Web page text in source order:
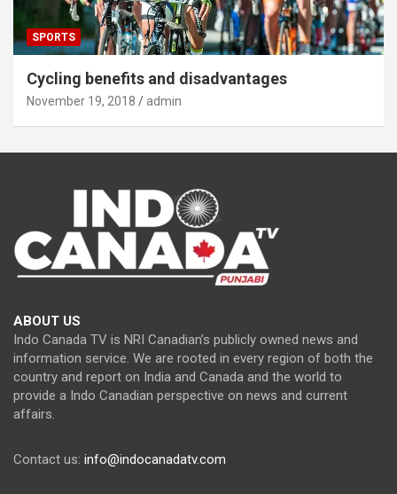
SPORTS
Cycling benefits and disadvantages
November 19, 2018 admin
ABOUT US
Indo Canada TV is NRI Canadian’s publicly owned news and
information service. We are rooted in every region of both the
country and report on India and Canada and the world to
provide a Indo Canadian perspective on news and current
affairs.
Contact us: info@indocanadatv.com